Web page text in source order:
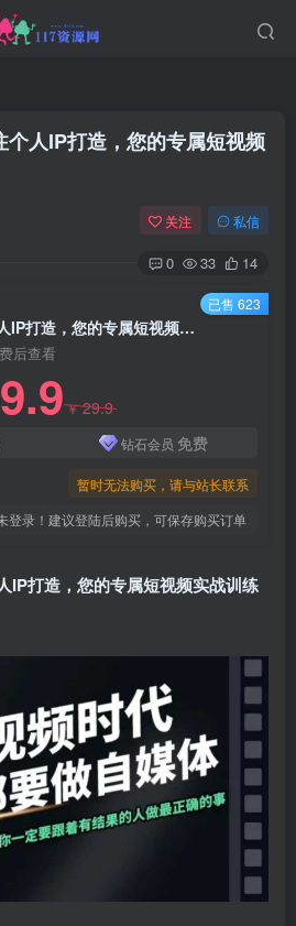
人IP打造，您的专属短视频
关注 私信
0 33 14
短视频实战课，专注个人IP打造，您的专属短视频实战训练营课程
后查看
9.9￥29.9
钻石会员 免费
暂时无法购买，请与站长联系
登录！建议登陆后购买，可保存购买订单
已售 623
IP打造，您的专属短视频实战训练